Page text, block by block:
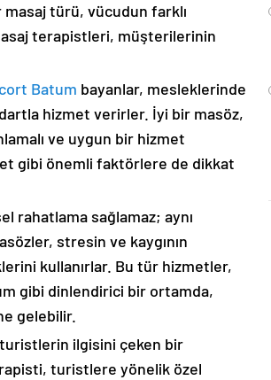
türü, vücudun farklı
terapistleri, müşterilerinin
Batum bayanlar, mesleklerinde
hizmet verirler. İyi bir masöz,
ve uygun bir hizmet
gibi önemli faktörlere de dikkat
rahatlama sağlamaz; aynı
stresin ve kaygının
kullanırlar. Bu tür hizmetler,
gibi dinlendirici bir ortamda,
gelebilir.
turistlerin ilgisini çeken bir
turistlere yönelik özel